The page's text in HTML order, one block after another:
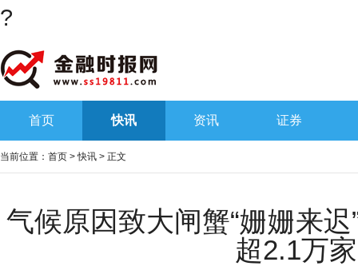
?
首页 快讯 资讯 证券
当前位置： 首页 >快讯 > 正文
气候原因致大闸蟹“姗姗来
超2.1万家